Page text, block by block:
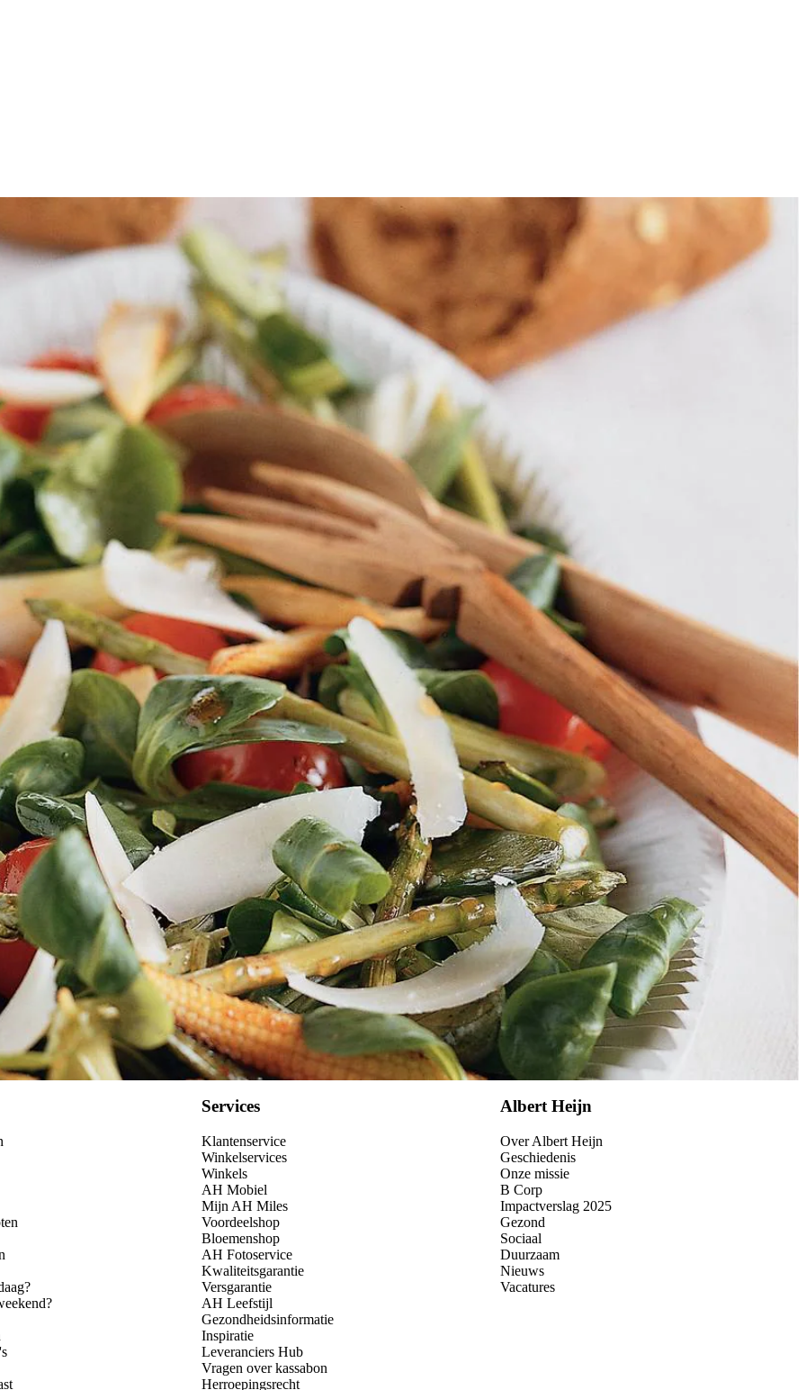
Kies producten
van onderkant aspergetips snijden. Minimaïs in de lengte halveren. In ruime koekenpan 3 el olie verhitten. Maïskolfjes en peultjes 1 min.
en toe omscheppen. Vuur uitdraaien. Azijn in pan schenken, groenten bestrooien met peper en zout en nogmaals omscheppen. Iets laten
Op elk bord kwart van groentemengsel scheppen en marinade uit pan erover lepelen. Met dunschiller kleine krullen kaas erboven
zoals veldsla of rucola. Delicate slablaadjes worden er te snel slap van.
Wat vond je van dit recept?
Services
Klantenservice
Winkelservices
Winkels
AH Mobiel
Mijn AH Miles
Voordeelshop
Bloemenshop
AH Fotoservice
Kwaliteitsgarantie
Versgarantie
AH Leefstijl
Gezondheidsinformatie
Inspiratie
Leveranciers Hub
Vragen over kassabon
Herroepingsrecht
Albert Heijn
Over Albert Heijn
Geschiedenis
Onze missie
B Corp
Impactverslag 2025
Gezond
Sociaal
Duurzaam
Nieuws
Vacatures